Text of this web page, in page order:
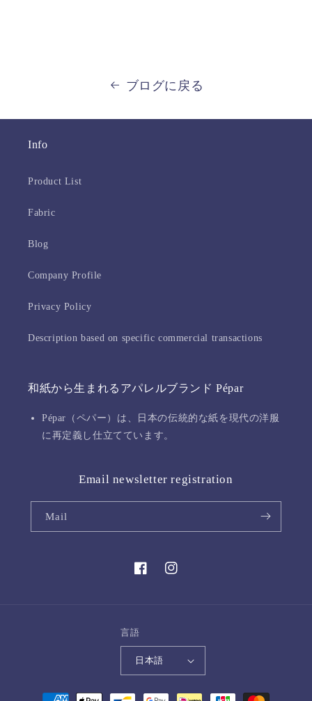
ブログに戻る
Info
Product List
Fabric
Blog
Company Profile
Privacy Policy
Description based on specific commercial transactions
和紙から生まれるアパレルブランド Pépar
Pépar（ペパー）は、日本の伝統的な紙を現代の洋服
に再定義し仕立てています。
Email newsletter registration
Mail
FacebookInstagram
言語
日本語